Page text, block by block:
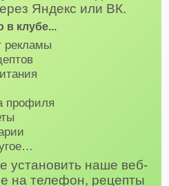
Яндекс или ВК.
в клубе...
рекламы
профиля
установить наше веб-
на телефон, рецепты